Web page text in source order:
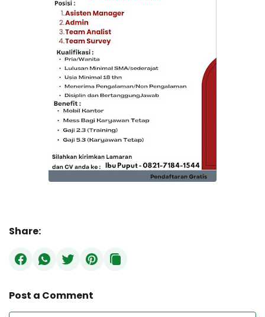
Share:
Post a Comment